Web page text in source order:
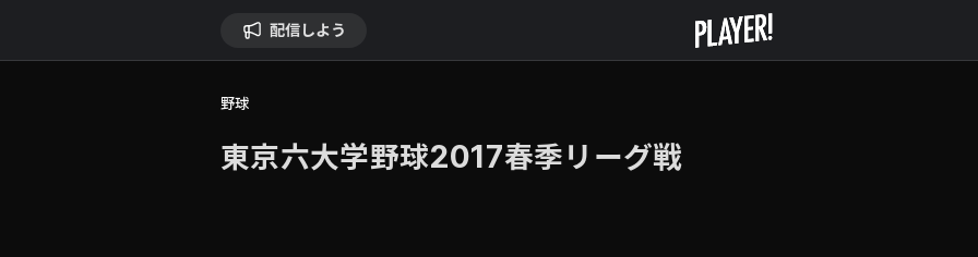
配信しよう
野球
東京六大学野球2017春季リーグ戦